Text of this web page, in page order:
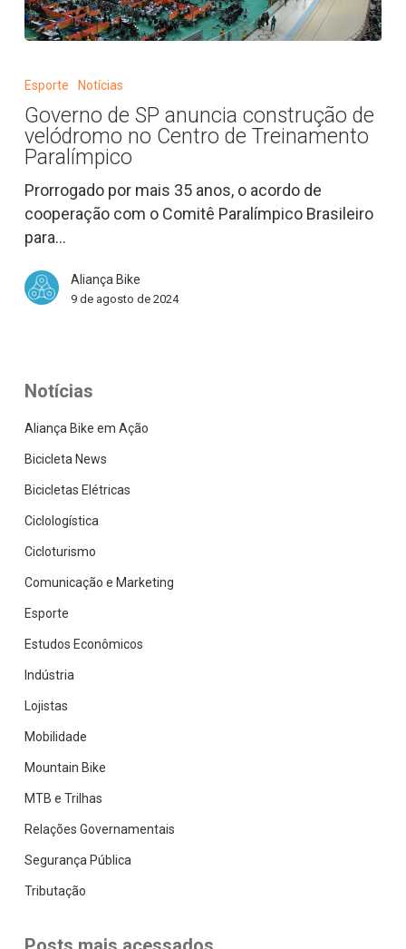
de
SP
anuncia
construção
de
velódromo
no
Centro
Treinamento
Paralímpico
Esporte Notícias
Governo de SP anuncia construção de
velódromo no Centro de Treinamento
Paralímpico
Prorrogado por mais 35 anos, o acordo de
cooperação com o Comitê Paralímpico Brasileiro
para…
Aliança Bike
9 de agosto de 2024
Notícias
Aliança Bike em Ação
Bicicleta News
Bicicletas Elétricas
Ciclologística
Cicloturismo
Comunicação e Marketing
Esporte
Estudos Econômicos
Indústria
Lojistas
Mobilidade
Mountain Bike
MTB e Trilhas
Relações Governamentais
Segurança Pública
Tributação